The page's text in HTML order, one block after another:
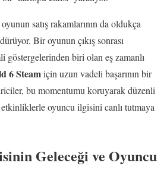
satış rakamlarının da oldukça
Bir oyunun çıkış sonrası
göstergelerinden biri olan eş zamanlı
6 Steamiçin uzun vadeli başarının bir
bu momentumu koruyarak düzenli
oyuncu ilgisini canlı tutmaya
Geleceği ve Oyuncu